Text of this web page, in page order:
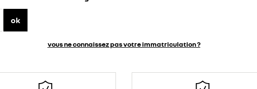
ok
vous ne connaissez pas votre immatriculation ?